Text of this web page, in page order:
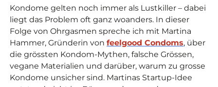
Kondome gelten noch immer als Lustkiller – dabei
liegt das Problem oft ganz woanders. In dieser
Folge von Ohrgasmen spreche ich mit Martina
Hammer, Gründerin von feelgood Condoms, über
die grössten Kondom-Mythen, falsche Grössen,
vegane Materialien und darüber, warum zu grosse
Kondome unsicher sind. Martinas Startup-Idee